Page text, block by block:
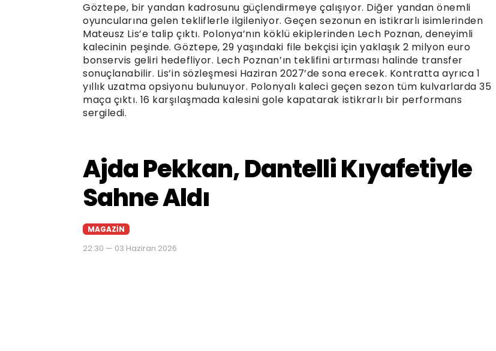
Göztepe, bir yandan kadrosunu güçlendirmeye çalışıyor. Diğer yandan önemli
oyuncularına gelen tekliflerle ilgileniyor. Geçen sezonun en istikrarlı isimlerinden
Mateusz Lis’e talip çıktı. Polonya’nın köklü ekiplerinden Lech Poznan, deneyimli
kalecinin peşinde. Göztepe, 29 yaşındaki file bekçisi için yaklaşık 2 milyon euro
bonservis geliri hedefliyor. Lech Poznan’ın teklifini artırması halinde transfer
sonuçlanabilir. Lis’in sözleşmesi Haziran 2027’de sona erecek. Kontratta ayrıca 1
yıllık uzatma opsiyonu bulunuyor. Polonyalı kaleci geçen sezon tüm kulvarlarda 35
maça çıktı. 16 karşılaşmada kalesini gole kapatarak istikrarlı bir performans
sergiledi.